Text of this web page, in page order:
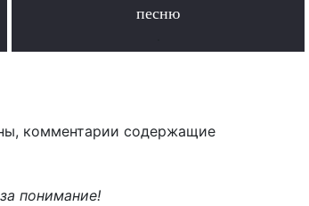
песню
комментарии содержащие
понимание!